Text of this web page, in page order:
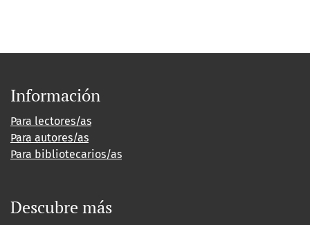
Información
Para lectores/as
Para autores/as
Para bibliotecarios/as
Descubre más